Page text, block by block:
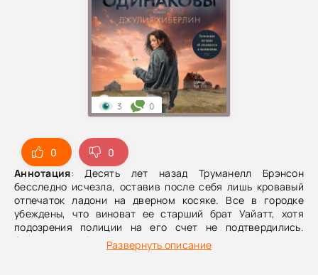
0
0
Аннотация: Десять лет назад Труманелл Брэнсон
бесследно исчезла, оставив после себя лишь кровавый
отпечаток ладони на дверном косяке. Все в городке
убеждены, что виноват ее старший брат Уайатт, хотя
подозрения полиции на его счет не подтвердились.
Однажды на обочине дороги, у поля, он находит девочку-
подростка: немая, с розовым в блестках шарфиком,
Развернуть описание
3 0